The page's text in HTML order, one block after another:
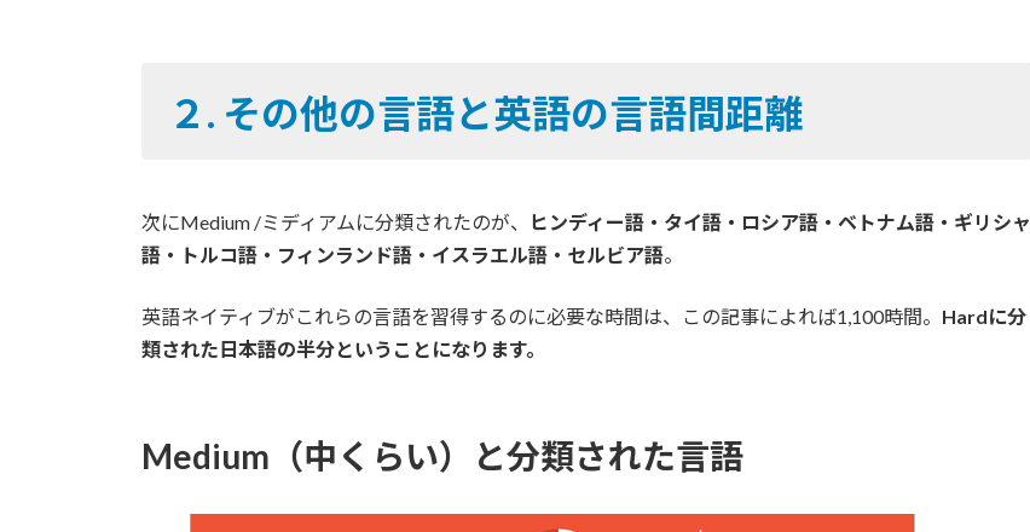
２. その他の言語と英語の言語間距離
次にMedium /ミディアムに分類されたのが、
ヒンディー語・タイ語・ロシア語・ベトナム語・ギリシャ
語・トルコ語・フィンランド語・イスラエル語・セルビア語。
英語ネイティブがこれらの言語を習得するのに必要な時間は、この記事によれば1,100時間。 Hardに分
類された日本語の半分ということになります。
Medium（中くらい）と分類された言語